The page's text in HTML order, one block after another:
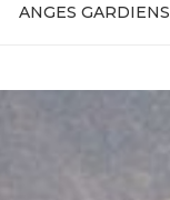
ANGES GARDIENS